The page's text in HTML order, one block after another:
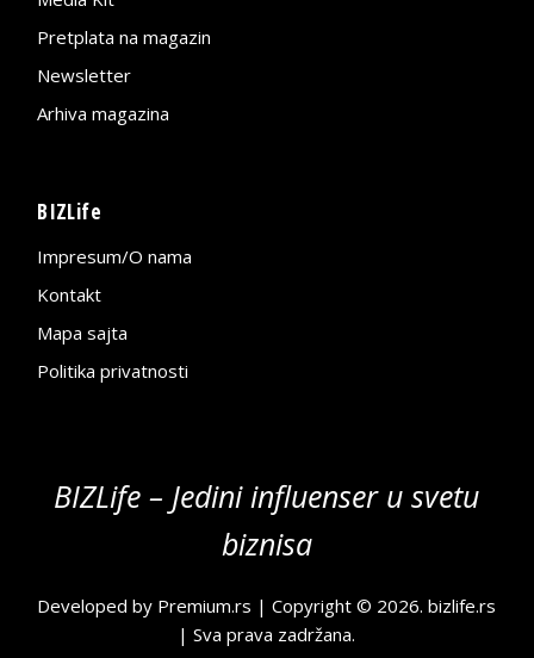
Pretplata na magazin
Newsletter
Arhiva magazina
BIZLife
Impresum/O nama
Kontakt
Mapa sajta
Politika privatnosti
BIZLife – Jedini influenser u svetu
biznisa
Developed by Premium.rs | Copyright © 2026.bizlife.rs
| Sva prava zadržana.